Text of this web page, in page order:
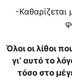
-
Όλοι οι λίθοι
γι’ αυτό το
τόσο στο